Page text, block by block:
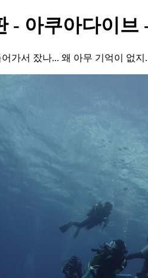
- 아쿠아다이브
가서 잤나... 왜 아무 기억이 없지